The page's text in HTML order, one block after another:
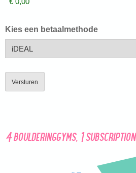
Kies een betaalmethode
4 boulderinggyms, 1 subscription